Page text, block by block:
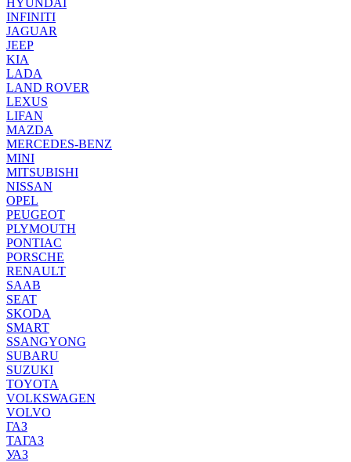
HYUNDAI
INFINITI
JAGUAR
JEEP
KIA
LADA
LAND ROVER
LEXUS
LIFAN
MAZDA
MERCEDES-BENZ
MINI
MITSUBISHI
NISSAN
OPEL
PEUGEOT
PLYMOUTH
PONTIAC
PORSCHE
RENAULT
SAAB
SEAT
SKODA
SMART
SSANGYONG
SUBARU
SUZUKI
TOYOTA
VOLKSWAGEN
VOLVO
ГАЗ
ТАГАЗ
УАЗ